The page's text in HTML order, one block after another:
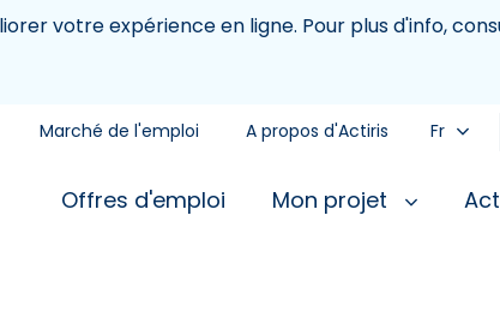
votre expérience en ligne. Pour plus d'info,
Marché de l'emploi A propos d'Actiris Fr
Offres d'emploi Mon projet